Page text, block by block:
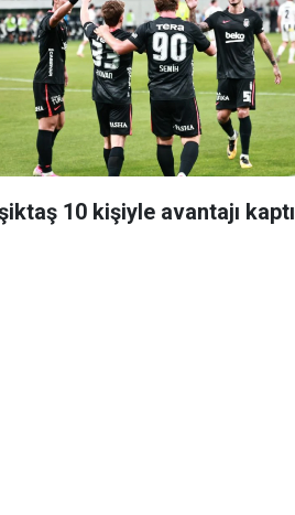
10 kişiyle avantajı kaptı